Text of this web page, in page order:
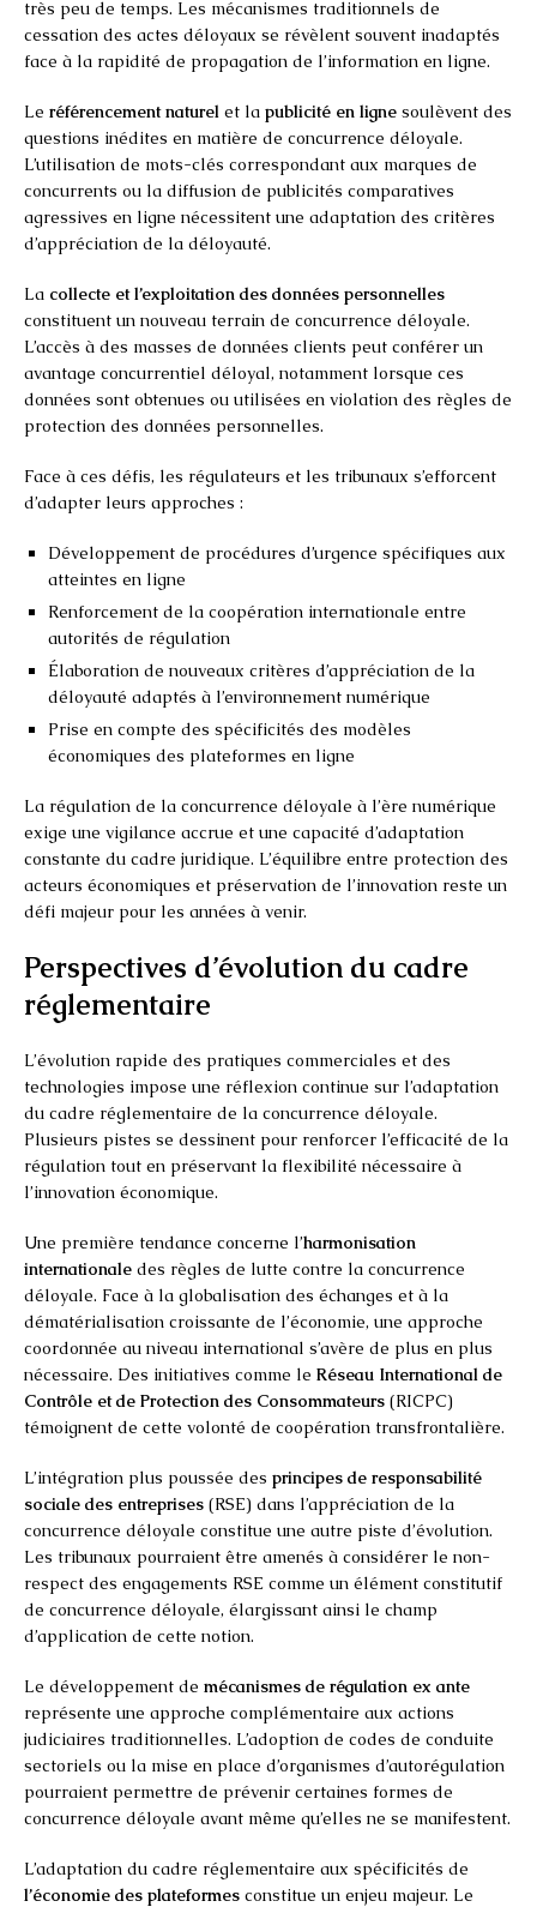
très peu de temps. Les mécanismes traditionnels de
cessation des actes déloyaux se révèlent souvent inadaptés
face à la rapidité de propagation de l’information en ligne.
Le référencement naturel et la publicité en ligne soulèvent des
questions inédites en matière de concurrence déloyale.
L’utilisation de mots-clés correspondant aux marques de
concurrents ou la diffusion de publicités comparatives
agressives en ligne nécessitent une adaptation des critères
d’appréciation de la déloyauté.
La collecte et l’exploitation des données personnelles
constituent un nouveau terrain de concurrence déloyale.
L’accès à des masses de données clients peut conférer un
avantage concurrentiel déloyal, notamment lorsque ces
données sont obtenues ou utilisées en violation des règles de
protection des données personnelles.
Face à ces défis, les régulateurs et les tribunaux s’efforcent
d’adapter leurs approches :
Développement de procédures d’urgence spécifiques aux
atteintes en ligne
Renforcement de la coopération internationale entre
autorités de régulation
Élaboration de nouveaux critères d’appréciation de la
déloyauté adaptés à l’environnement numérique
Prise en compte des spécificités des modèles
économiques des plateformes en ligne
La régulation de la concurrence déloyale à l’ère numérique
exige une vigilance accrue et une capacité d’adaptation
constante du cadre juridique. L’équilibre entre protection des
acteurs économiques et préservation de l’innovation reste un
défi majeur pour les années à venir.
Perspectives d’évolution du cadre
réglementaire
L’évolution rapide des pratiques commerciales et des
technologies impose une réflexion continue sur l’adaptation
du cadre réglementaire de la concurrence déloyale.
Plusieurs pistes se dessinent pour renforcer l’efficacité de la
régulation tout en préservant la flexibilité nécessaire à
l’innovation économique.
Une première tendance concerne l’harmonisation
internationale des règles de lutte contre la concurrence
déloyale. Face à la globalisation des échanges et à la
dématérialisation croissante de l’économie, une approche
coordonnée au niveau international s’avère de plus en plus
nécessaire. Des initiatives comme le Réseau International de
Contrôle et de Protection des Consommateurs (RICPC)
témoignent de cette volonté de coopération transfrontalière.
L’intégration plus poussée des principes de responsabilité
sociale des entreprises (RSE) dans l’appréciation de la
concurrence déloyale constitue une autre piste d’évolution.
Les tribunaux pourraient être amenés à considérer le non-
respect des engagements RSE comme un élément constitutif
de concurrence déloyale, élargissant ainsi le champ
d’application de cette notion.
Le développement de mécanismes de régulation ex ante
représente une approche complémentaire aux actions
judiciaires traditionnelles. L’adoption de codes de conduite
sectoriels ou la mise en place d’organismes d’autorégulation
pourraient permettre de prévenir certaines formes de
concurrence déloyale avant même qu’elles ne se manifestent.
L’adaptation du cadre réglementaire aux spécificités de
l’économie des plateformes constitue un enjeu majeur. Le